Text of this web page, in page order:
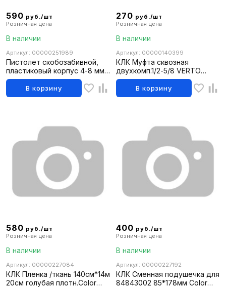
590 руб./шт
Розничная цена
В наличии
Артикул: 00000251989
Пистолет скобозабивной,
пластиковый корпус 4-8 мм
тип 53 Китай 3400011
В корзину
270 руб./шт
Розничная цена
В наличии
Артикул: 00000140399
КЛК Муфта сквозная
двухкомп.1/2-5/8 VERTO
15G730
В корзину
580 руб./шт
Розничная цена
В наличии
Артикул: 00000227084
КЛК Пленка /ткань 140см*14м
20см голубая плотн.Color
400 руб./шт
Розничная цена
В наличии
Артикул: 00000227192
КЛК Сменная подушечка для
84843002 85*178мм Color